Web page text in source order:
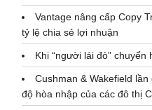
Vantage nâng cấp Copy
tỷ lệ chia sẻ lợi nhuận
Khi “người lái đò”
Cushman & Wakefield
độ hòa nhập của các đô thị